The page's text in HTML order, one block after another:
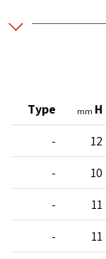
H
mm
Type
12
-
10
-
11
-
11
-